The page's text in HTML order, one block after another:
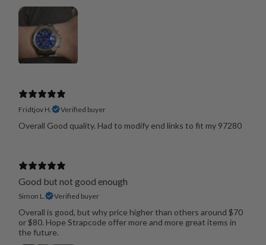
Fridtjov H. Verified buyer
Overall Good quality. Had to modify end links to fit my 97280
Good but not good enough
Simon L. Verified buyer
Overall is good, but why price higher than others around $70
or $80. Hope Strapcode offer more and more great items in
the future.